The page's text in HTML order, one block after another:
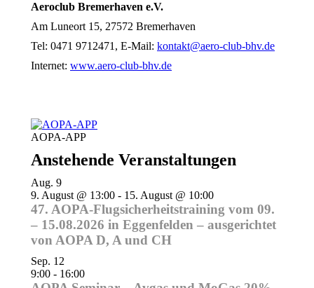
Aeroclub Bremerhaven e.V.
Am Luneort 15, 27572 Bremerhaven
Tel: 0471 9712471, E-Mail: kontakt@aero-club-bhv.de
Internet: www.aero-club-bhv.de
AOPA-APP
Anstehende Veranstaltungen
Aug. 9
9. August @ 13:00 - 15. August @ 10:00
47. AOPA-Flugsicherheitstraining vom 09.
– 15.08.2026 in Eggenfelden – ausgerichtet
von AOPA D, A und CH
Sep. 12
9:00 - 16:00